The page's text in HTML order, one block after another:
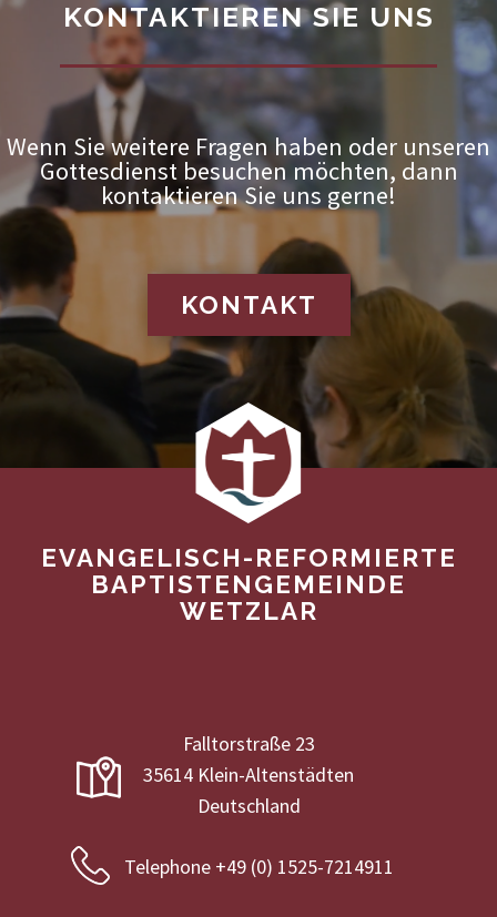
KONTAKTIEREN SIE UNS
Wenn Sie weitere Fragen haben oder unseren
Gottesdienst besuchen möchten, dann
kontaktieren Sie uns gerne!
KONTAKT
EVANGELISCH-REFORMIERTE
BAPTISTENGEMEINDE
WETZLAR
Falltorstraße 23
35614 Klein-Altenstädten
Deutschland
Telephone +49 (0) 1525-7214911